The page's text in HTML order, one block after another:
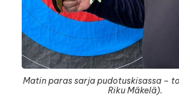
Matin paras sarja pudotuskisassa –
Riku Mäkelä).